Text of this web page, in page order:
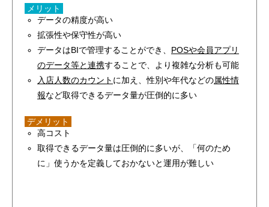
メリット
データの精度が高い
拡張性や保守性が高い
データはBIで管理することができ、 POSや会員アプリ
のデータ等と連携することで、より複雑な分析も可能
入店人数のカウント に加え、性別や年代などの属性情
報など取得できるデータ量が圧倒的に多い
デメリット
高コスト
取得できるデータ量は圧倒的に多いが、「何のため
に」使うかを定義しておかないと運用が難しい